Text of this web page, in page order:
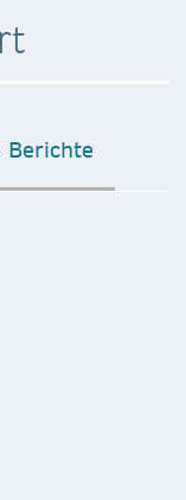
Berichte